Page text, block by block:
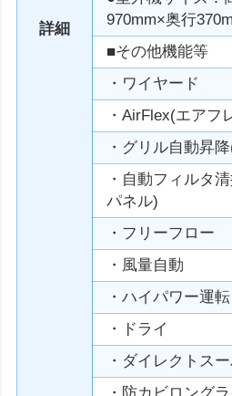
詳細
970mm×奥行
■その他機能等
・ワイヤード
・AirFlex(エアフ
・グリル自動昇
・自動フィルタ
パネル)
・フリーフロー
・風量自動
・ハイパワー運転
・ドライ
・ダイレクトス